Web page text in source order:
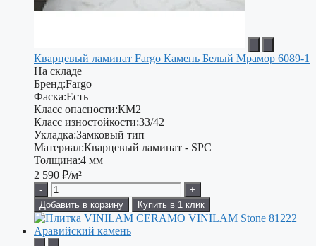
Кварцевый ламинат Fargo Камень Белый Мрамор 6089-1
На складе
Бренд:Fargo
Фаска:Есть
Класс опасности:КМ2
Класс изностойкости:33/42
Укладка:Замковый тип
Материал:Кварцевый ламинат - SPC
Толщина:4 мм
2 590 ₽/м²
-
+
Добавить в корзину
Купить в 1 клик